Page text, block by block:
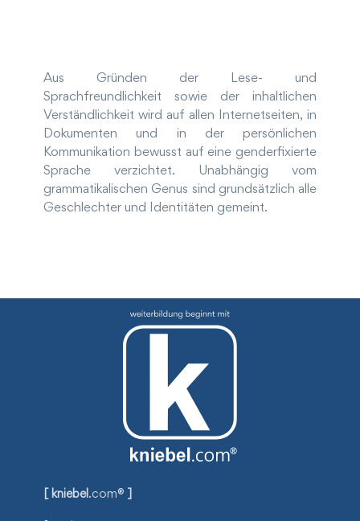
Aus Gründen der Lese- und
Sprachfreundlichkeit sowie der inhaltlichen
Verständlichkeit wird auf allen Internetseiten, in
Dokumenten und in der persönlichen
Kommunikation bewusst auf eine genderfixierte
Sprache verzichtet. Unabhängig vom
grammatikalischen Genus sind grundsätzlich alle
Geschlechter und Identitäten gemeint.
[ kniebel.com® ]